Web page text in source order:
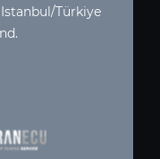
Türkiye